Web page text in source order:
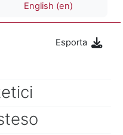
English ‎(en)‎
Esporta